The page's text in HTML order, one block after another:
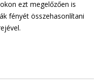
ezt megelőzően is
fényét összehasonlítani